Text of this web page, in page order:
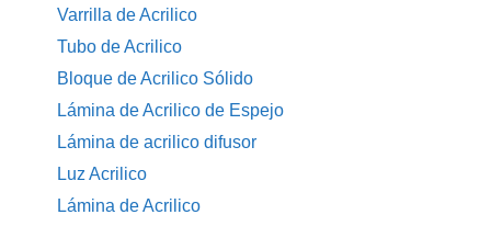
Varrilla de Acrilico
Tubo de Acrilico
Bloque de Acrilico Sólido
Lámina de Acrilico de Espejo
Lámina de acrilico difusor
Luz Acrilico
Lámina de Acrilico